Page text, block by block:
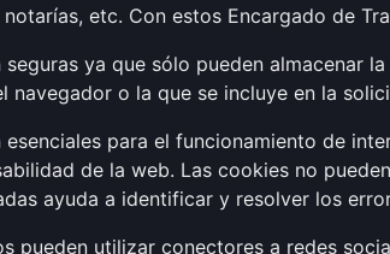
etc. Con estos Encargado de
seguras ya que sólo pueden almacenar
navegador o la que se incluye en la
esenciales para el funcionamiento de
de la web. Las cookies no
ayuda a identificar y resolver los
pueden utilizar conectores a redes